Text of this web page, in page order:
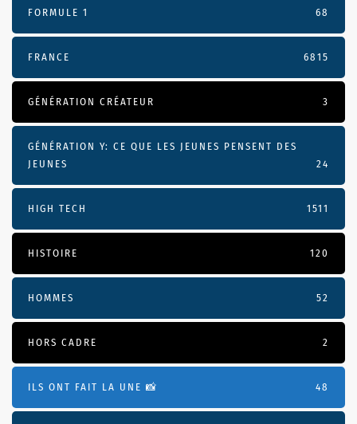
FORMULE 1 68
FRANCE 6815
GÉNÉRATION CRÉATEUR 3
GÉNÉRATION Y: CE QUE LES JEUNES PENSENT DES
JEUNES
24
HIGH TECH 1511
HISTOIRE 120
HOMMES 52
HORS CADRE 2
ILS ONT FAIT LA UNE 📸 48